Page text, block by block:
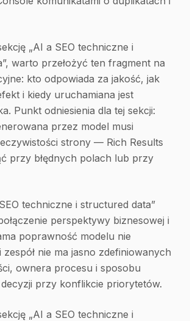
„AI a SEO techniczne i
warto przełożyć ten fragment na
kto odpowiada za jakość, jak
i kiedy uruchamiana jest
Punkt odniesienia dla tej sekcji:
przez model musi
strony — Rich Results
przy błędnych polach lub przy
techniczne i structured data”
perspektywy biznesowej i
poprawność modelu nie
nie ma jasno zdefiniowanych
ownera procesu i sposobu
przy konflikcie priorytetów.
„AI a SEO techniczne i